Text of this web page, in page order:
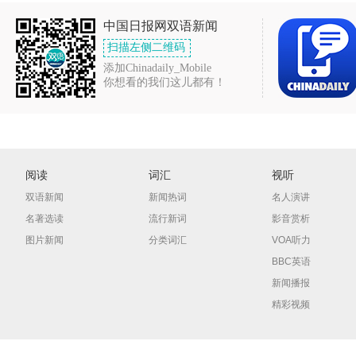
中国日报网双语新闻
扫描左侧二维码
添加Chinadaily_Mobile
你想看的我们这儿都有！
阅读
双语新闻
名著选读
图片新闻
词汇
新闻热词
流行新词
分类词汇
视听
名人演讲
影音赏析
VOA听力
BBC英语
新闻播报
精彩视频